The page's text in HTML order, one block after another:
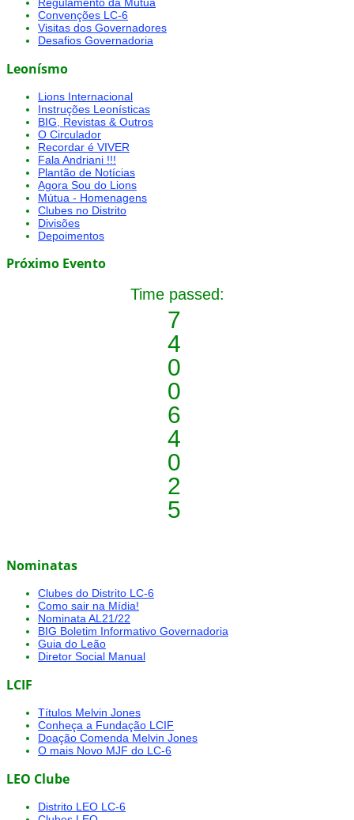
Convenções LC-6
Visitas dos Governadores
Desafios Governadoria
Leonísmo
Lions Internacional
Instruções Leonísticas
BIG, Revistas & Outros
O Circulador
Recordar é VIVER
Fala Andriani !!!
Plantão de Notícias
Agora Sou do Lions
Mútua - Homenagens
Clubes no Distrito
Divisões
Depoimentos
Próximo Evento
Time passed:
7
4
0
0
6
4
0
2
5
Nominatas
Clubes do Distrito LC-6
Como sair na Mídia!
Nominata AL21/22
BIG Boletim Informativo Governadoria
Guia do Leão
Diretor Social Manual
LCIF
Títulos Melvin Jones
Conheça a Fundação LCIF
Doação Comenda Melvin Jones
O mais Novo MJF do LC-6
LEO Clube
Distrito LEO LC-6